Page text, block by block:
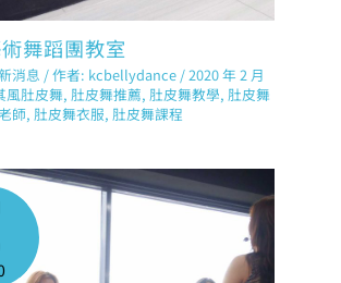
舞蹈團教室
消息 / 作者: kcbellydance /2020 年 2 月
風肚皮舞, 肚皮舞推薦, 肚皮舞教學, 肚皮舞
師, 肚皮舞衣服, 肚皮舞課程